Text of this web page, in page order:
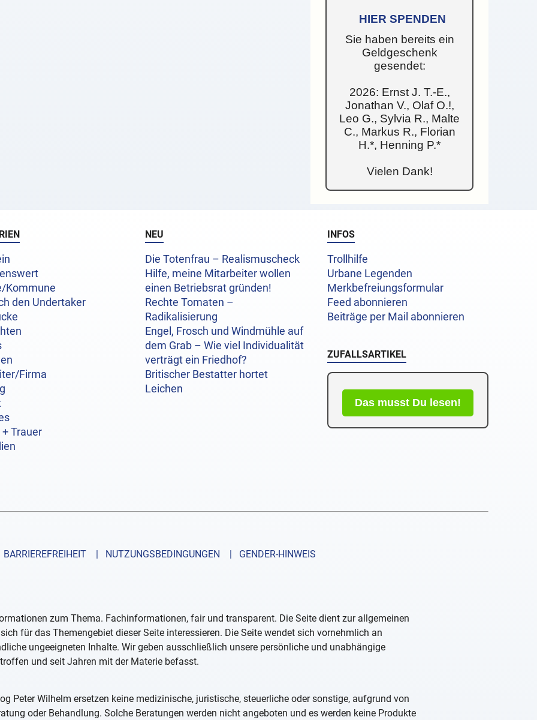
HIER SPENDEN
Sie haben bereits ein
Geldgeschenk
gesendet:
2026: Ernst J. T.-E.,
Jonathan V., Olaf O.!,
Leo G., Sylvia R., Malte
C., Markus R., Florian
H.*, Henning P.*
Vielen Dank!
Kommune
den Undertaker
Firma
Trauer
NEU
Die Totenfrau – Realismuscheck
Hilfe, meine Mitarbeiter wollen
einen Betriebsrat gründen!
Rechte Tomaten –
Radikalisierung
Engel, Frosch und Windmühle auf
dem Grab – Wie viel Individualität
verträgt ein Friedhof?
Britischer Bestatter hortet
Leichen
INFOS
Trollhilfe
Urbane Legenden
Merkbefreiungsformular
Feed abonnieren
Beiträge per Mail abonnieren
ZUFALLSARTIKEL
Das musst Du lesen!
| NUTZUNGSBEDINGUNGEN | GENDER-HINWEIS
zum Thema. Fachinformationen, fair und transparent. Die Seite dient zur allgemeinen
für das Themengebiet dieser Seite interessieren. Die Seite wendet sich vornehmlich an
ungeeigneten Inhalte. Wir geben ausschließlich unsere persönliche und unabhängige
und seit Jahren mit der Materie befasst.
Peter Wilhelm ersetzen keine medizinische, juristische, steuerliche oder sonstige, aufgrund von
oder Behandlung. Solche Beratungen werden nicht angeboten und es werden keine Produkte